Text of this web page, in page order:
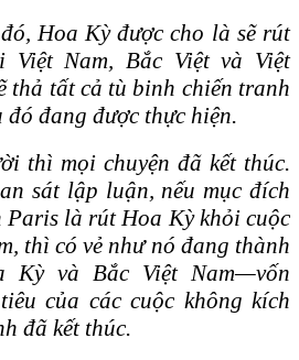
Hoa Kỳ được cho là sẽ rút
Việt Nam, Bắc Việt và Việt
thả tất cả tù binh chiến tranh
đang được thực hiện.
thì mọi chuyện đã kết thúc.
sát lập luận, nếu mục đích
là rút Hoa Kỳ khỏi cuộc
thì có vẻ như nó đang thành
Kỳ và Bắc Việt Nam—vốn
của các cuộc không kích
đã kết thúc.